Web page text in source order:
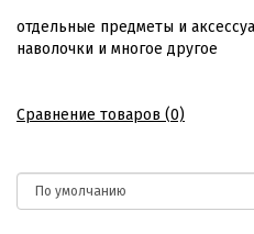
отдельные предметы и
наволочки и многое другое
Сравнение товаров (0)